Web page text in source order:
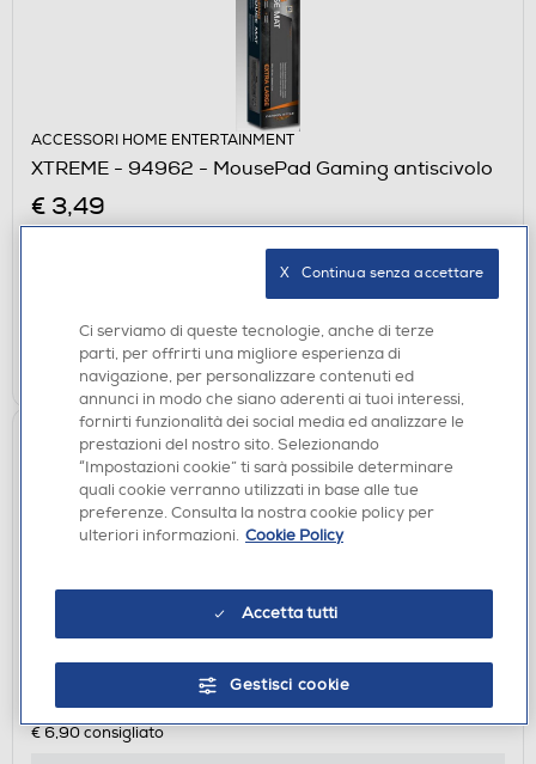
ACCESSORI HOME ENTERTAINMENT
XTREME - 94962 - MousePad Gaming antiscivolo
€ 3,49
non disponibile
AGGIUNGI
ACCESSORI HOME ENTERTAINMENT
XTREME - 90451 - PS4 Power Cable USB
€ 6,90
€ 6,90consigliato
Ci serviamo di queste tecnologie, anche di terze
parti, per offrirti una migliore esperienza di
navigazione, per personalizzare contenuti ed
annunci in modo che siano aderenti ai tuoi interessi,
fornirti funzionalità dei social media ed analizzare le
prestazioni del nostro sito. Selezionando
“Impostazioni cookie” ti sarà possibile determinare
quali cookie verranno utilizzati in base alle tue
preferenze. Consulta la nostra cookie policy per
ulteriori informazioni. Cookie Policy
Accetta tutti
Gestisci cookie
X   Continua senza accettare